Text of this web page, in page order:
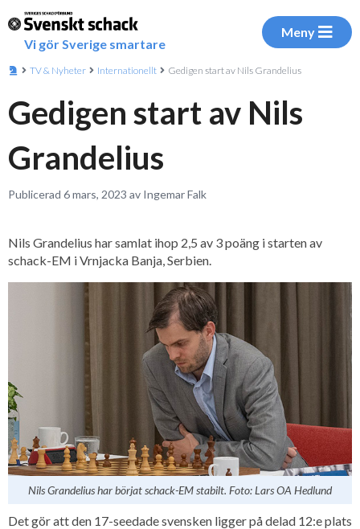
Vi gör Sverige smartare
Meny
TV & Nyheter Internationellt Gedigen start av Nils Grandelius
Gedigen start av Nils
Grandelius
Publicerad 6 mars, 2023 av Ingemar Falk
Nils Grandelius har samlat ihop 2,5 av 3 poäng i starten av
schack-EM i Vrnjacka Banja, Serbien.
Nils Grandelius har börjat schack-EM stabilt. Foto: Lars OA Hedlund
Det gör att den 17-seedade svensken ligger på delad 12:e plats